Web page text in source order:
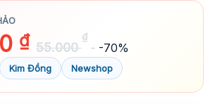
₫ 55.000
₫
-70%
Kim Đồng Newshop